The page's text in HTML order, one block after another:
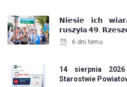
𝗡𝗶𝗲𝘀𝗶𝗲 𝗶𝗰𝗵
𝗿𝘂𝘀𝘇𝘆ł𝗮 𝟰𝟵.
6 dni temu
14 sierpnia
Starostwie